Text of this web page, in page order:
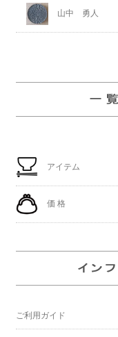
山中 勇人
アイテム
価 格
ご利用ガイド